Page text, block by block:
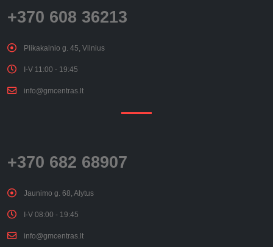
+370 608 36213
Plikakalnio g. 45, Vilnius
I-V 11:00 - 19:45
info@gmcentras.lt
+370 682 68907
Jaunimo g. 68, Alytus
I-V 08:00 - 19:45
info@gmcentras.lt